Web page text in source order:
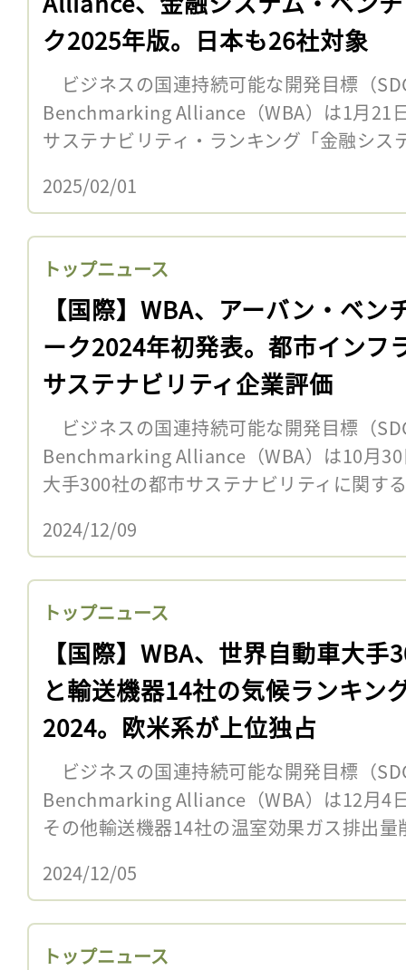
ク2025年版。日本も26社対象
ビジネスの国連持続可能な開発目標（
Benchmarking Alliance（WBA）は1月21
サステナビリティ・ランキング「金融シ
2025/02/01
トップニュース
【国際】WBA、アーバン・ベン
ーク2024年初発表。都市インフ
サステナビリティ企業評価
ビジネスの国連持続可能な開発目標（
Benchmarking Alliance（WBA）は10月
大手300社の都市サステナビリティに関す
2024/12/09
トップニュース
【国際】WBA、世界自動車大手
と輸送機器14社の気候ランキン
2024。欧米系が上位独占
ビジネスの国連持続可能な開発目標（
Benchmarking Alliance（WBA）は12月4
その他輸送機器14社の温室効果ガス排出
2024/12/05
トップニュース